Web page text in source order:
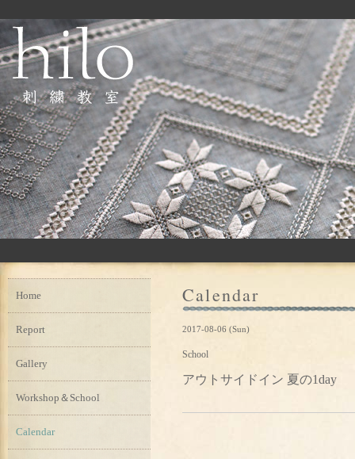
Calendar
2017-08-06 (Sun)
School
アウトサイドイン 夏の1day
Home
Report
Gallery
Workshop＆School
Calendar